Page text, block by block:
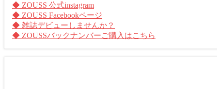
◆ ZOUSS 公式instagram
◆ ZOUSS Facebookページ
◆ 雑誌デビューしませんか？
◆ ZOUSSバックナンバーご購入はこちら